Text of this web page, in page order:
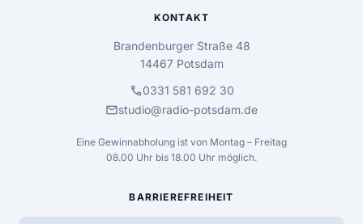
KONTAKT
Brandenburger Straße 48
14467 Potsdam
call0331 581 692 30
mailstudio@radio-potsdam.de
Eine Gewinnabholung ist von Montag – Freitag
08.00 Uhr bis 18.00 Uhr möglich.
BARRIEREFREIHEIT